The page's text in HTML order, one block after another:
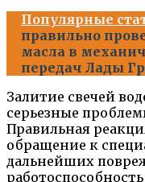
Популярные
правильно
масла в
передач Лады
Залитие свечей
серьезные
Правильная
обращение к
дальнейших